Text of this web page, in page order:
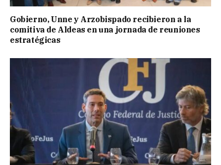
Gobierno, Unne y Arzobispado recibieron a la
comitiva de Aldeas en una jornada de reuniones
estratégicas